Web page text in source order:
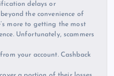
delays or
the convenience of
more to getting the most
Unfortunately, scammers
your account. Cashback